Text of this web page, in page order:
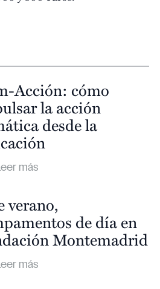
Acción: cómo
la acción
desde la
verano,
de día en
Montemadrid